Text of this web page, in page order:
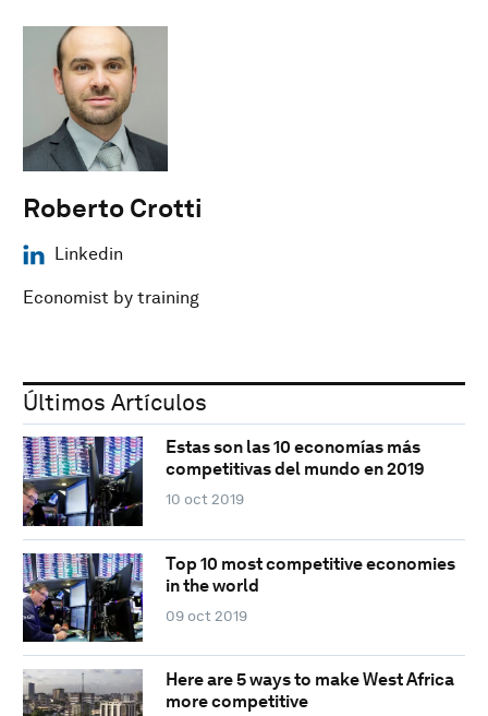
Roberto Crotti
Linkedin
Economist by training
Últimos Artículos
Estas son las 10 economías más
competitivas del mundo en 2019
10 oct 2019
Top 10 most competitive economies
in the world
09 oct 2019
Here are 5 ways to make West Africa
more competitive